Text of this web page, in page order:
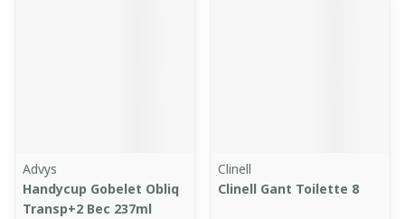
Advys
Handycup Gobelet Obliq
Transp+2 Bec 237ml
Clinell
Clinell Gant Toilette 8